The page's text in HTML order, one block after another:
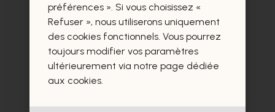
préférences ». Si vous choisissez «
Refuser », nous utiliserons uniquement
des cookies fonctionnels. Vous pourrez
toujours modifier vos paramètres
ultérieurement via notre page dédiée
aux cookies.